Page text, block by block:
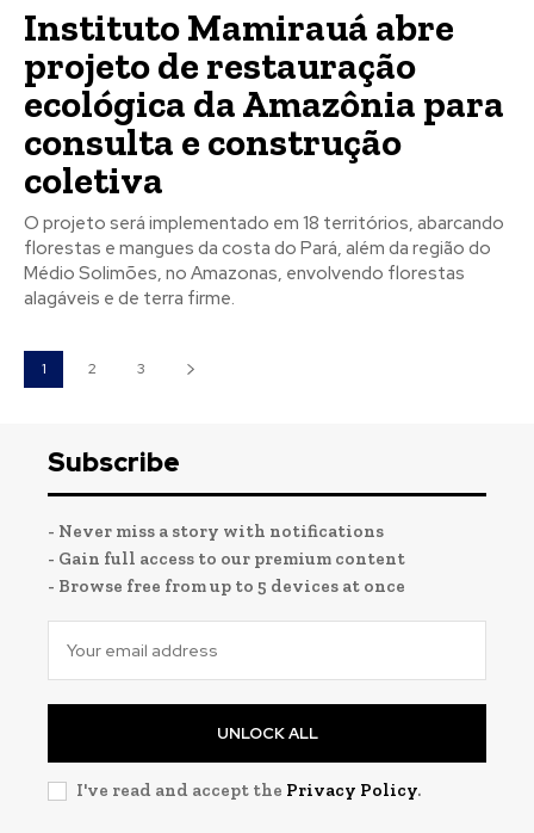
Instituto Mamirauá abre
projeto de restauração
ecológica da Amazônia para
consulta e construção
coletiva
O projeto será implementado em 18 territórios, abarcando
florestas e mangues da costa do Pará, além da região do
Médio Solimões, no Amazonas, envolvendo florestas
alagáveis e de terra firme.
1 2 3
Subscribe
- Never miss a story with notifications
- Gain full access to our premium content
- Browse free from up to 5 devices at once
UNLOCK ALL
I've read and accept the Privacy Policy.